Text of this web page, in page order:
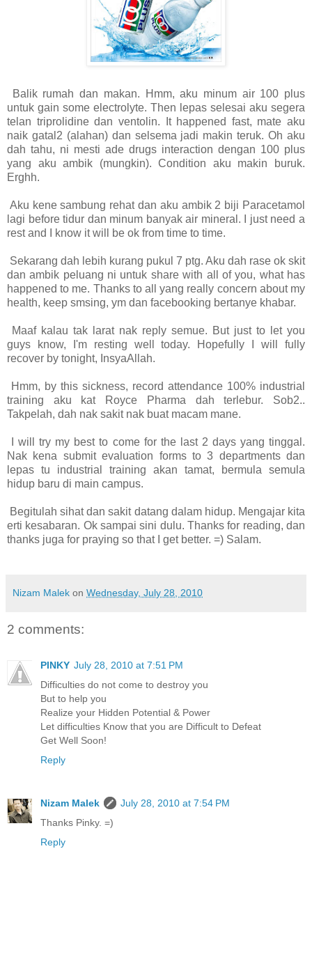
Balik rumah dan makan. Hmm, aku minum air 100 plus
untuk gain some electrolyte. Then lepas selesai aku segera
telan triprolidine dan ventolin. It happened fast, mate aku
naik gatal2 (alahan) dan selsema jadi makin teruk. Oh aku
dah tahu, ni mesti ade drugs interaction dengan 100 plus
yang aku ambik (mungkin). Condition aku makin buruk.
Erghh.
Aku kene sambung rehat dan aku ambik 2 biji Paracetamol
lagi before tidur dan minum banyak air mineral. I just need a
rest and I know it will be ok from time to time.
Sekarang dah lebih kurang pukul 7 ptg. Aku dah rase ok skit
dan ambik peluang ni untuk share with all of you, what has
happened to me. Thanks to all yang really concern about my
health, keep smsing, ym dan facebooking bertanye khabar.
Maaf kalau tak larat nak reply semue. But just to let you
guys know, I'm resting well today. Hopefully I will fully
recover by tonight, InsyaAllah.
Hmm, by this sickness, record attendance 100% industrial
training aku kat Royce Pharma dah terlebur. Sob2..
Takpelah, dah nak sakit nak buat macam mane.
I will try my best to come for the last 2 days yang tinggal.
Nak kena submit evaluation forms to 3 departments dan
lepas tu industrial training akan tamat, bermula semula
hidup baru di main campus.
Begitulah sihat dan sakit datang dalam hidup. Mengajar kita
erti kesabaran. Ok sampai sini dulu. Thanks for reading, dan
thanks juga for praying so that I get better. =) Salam.
Nizam Malek on Wednesday, July 28, 2010
2 comments:
PINKY July 28, 2010 at 7:51 PM
Difficulties do not come to destroy you
But to help you
Realize your Hidden Potential & Power
Let difficulties Know that you are Difficult to Defeat
Get Well Soon!
Reply
Nizam Malek
July 28, 2010 at 7:54 PM
Thanks Pinky. =)
Reply